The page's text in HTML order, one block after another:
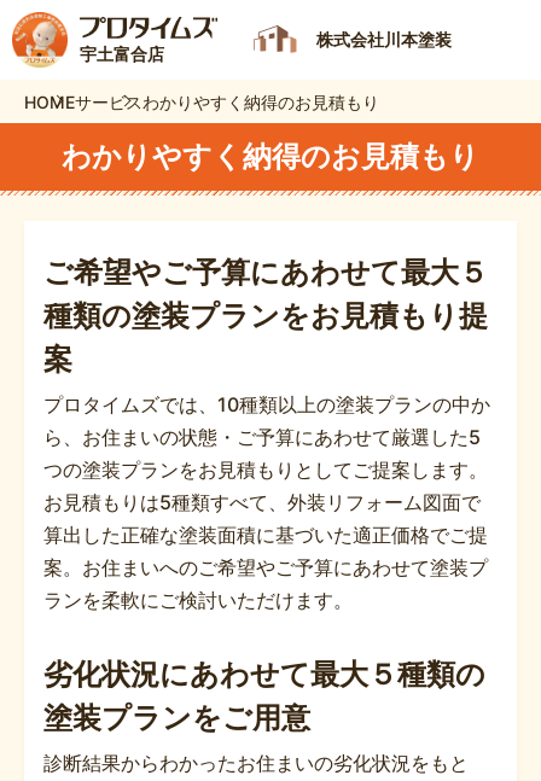
宇土富合店
株式会社川本塗装
HOMEサービスわかりやすく納得のお見積もり
わかりやすく納得のお見積もり
ご希望やご予算にあわせて最大５
種類の塗装プランをお見積もり提
案
プロタイムズでは、10種類以上の塗装プランの中か
ら、お住まいの状態・ご予算にあわせて厳選した5
つの塗装プランをお見積もりとしてご提案します。
お見積もりは5種類すべて、外装リフォーム図面で
算出した正確な塗装面積に基づいた適正価格でご提
案。お住まいへのご希望やご予算にあわせて塗装プ
ランを柔軟にご検討いただけます。
劣化状況にあわせて最大５種類の
塗装プランをご用意
診断結果からわかったお住まいの劣化状況をもと